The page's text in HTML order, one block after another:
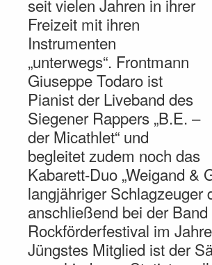
seit vielen Jahren in ihrer
Freizeit mit ihren
Instrumenten
„unterwegs“. Frontmann
Giuseppe Todaro ist
Pianist der Liveband des
Siegener Rappers „B.E. –
der Micathlet“ und
begleitet zudem noch das
Kabarett-Duo „Weigand &
langjähriger Schlagzeuger
anschließend bei der
Rockförderfestival im
Jüngstes Mitglied ist der